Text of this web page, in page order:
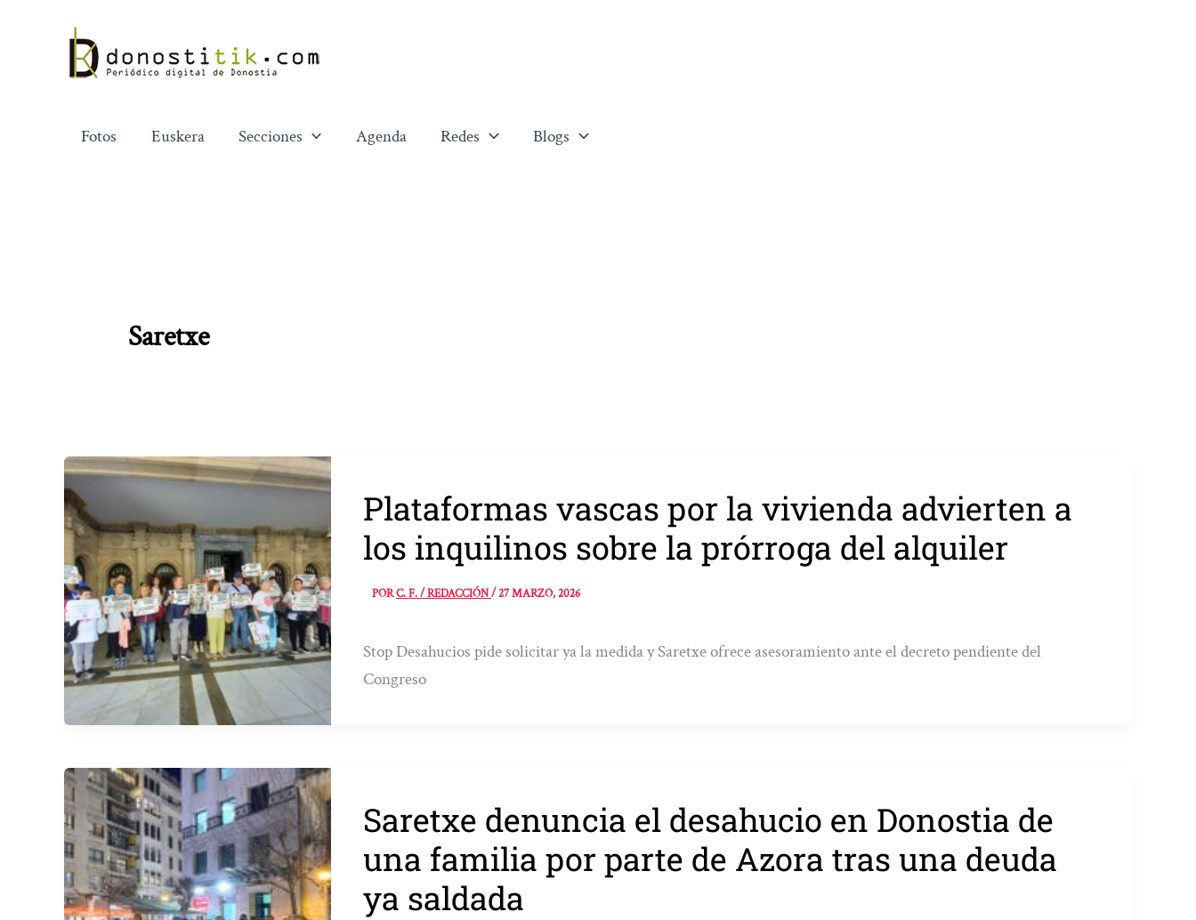
contenido
Fotos Euskera Secciones Agenda Redes Blogs
Saretxe
Plataformas vascas por la vivienda advierten a
los inquilinos sobre la prórroga del alquiler
PORC. F. / REDACCIÓN/27 MARZO, 2026
Stop Desahucios pide solicitar ya la medida y Saretxe ofrece asesoramiento ante el decreto pendiente del
Congreso
Saretxe denuncia el desahucio en Donostia de
una familia por parte de Azora tras una deuda
ya saldada